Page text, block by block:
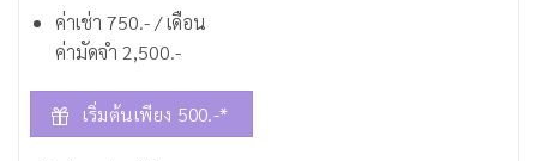
ค่าเช่า 750.- / เดือน
ค่ามัดจำ 2,500.-
เริ่มต้นเพียง 500.-*